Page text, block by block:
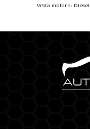
Vrsta motora: Diesel